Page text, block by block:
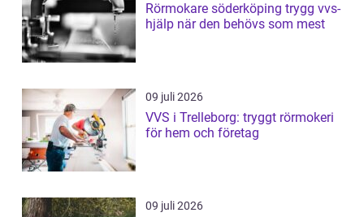
Rörmokare söderköping trygg vvs-
hjälp när den behövs som mest
09 juli 2026
VVS i Trelleborg: tryggt rörmokeri
för hem och företag
09 juli 2026